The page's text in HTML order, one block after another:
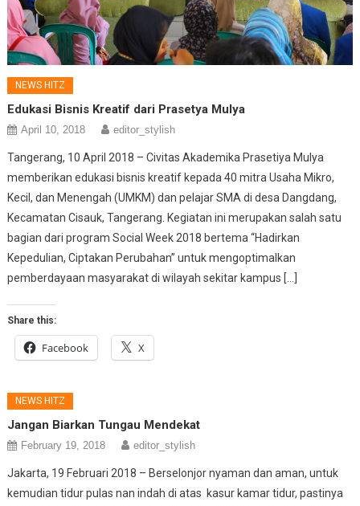
NEWS HITZ
Edukasi Bisnis Kreatif dari Prasetya Mulya
April 10, 2018 editor_stylish
Tangerang, 10 April 2018 – Civitas Akademika Prasetiya Mulya
memberikan edukasi bisnis kreatif kepada 40 mitra Usaha Mikro,
Kecil, dan Menengah (UMKM) dan pelajar SMA di desa Dangdang,
Kecamatan Cisauk, Tangerang. Kegiatan ini merupakan salah satu
bagian dari program Social Week 2018 bertema “Hadirkan
Kepedulian, Ciptakan Perubahan” untuk mengoptimalkan
pemberdayaan masyarakat di wilayah sekitar kampus […]
Share this:
Facebook X
NEWS HITZ
Jangan Biarkan Tungau Mendekat
February 19, 2018 editor_stylish
Jakarta, 19 Februari 2018 – Berselonjor nyaman dan aman, untuk
kemudian tidur pulas nan indah di atas kasur kamar tidur, pastinya